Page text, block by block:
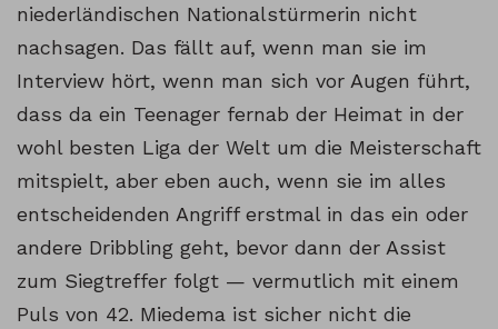
niederländischen Nationalstürmerin nicht
nachsagen. Das fällt auf, wenn man sie im
Interview hört, wenn man sich vor Augen führt,
dass da ein Teenager fernab der Heimat in der
wohl besten Liga der Welt um die Meisterschaft
mitspielt, aber eben auch, wenn sie im alles
entscheidenden Angriff erstmal in das ein oder
andere Dribbling geht, bevor dann der Assist
zum Siegtreffer folgt — vermutlich mit einem
Puls von 42. Miedema ist sicher nicht die